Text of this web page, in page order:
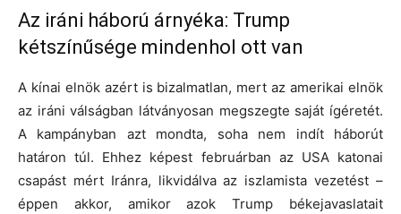
Az iráni háború árnyéka: Trump
kétszínűsége mindenhol ott van
A kínai elnök azért is bizalmatlan, mert az amerikai elnök
az iráni válságban látványosan megszegte saját ígéretét.
A kampányban azt mondta, soha nem indít háborút
határon túl. Ehhez képest februárban az USA katonai
csapást mért Iránra, likvidálva az iszlamista vezetést –
éppen akkor, amikor azok Trump békejavaslatait